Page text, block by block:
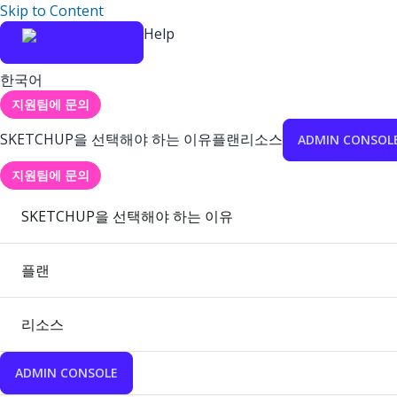
Skip to Content
Help
한국어
지원팀에 문의
SKETCHUP을 선택해야 하는 이유플랜리소스 ADMIN
지원팀에 문의
SKETCHUP을 선택해야 하는 이유
플랜
리소스
ADMIN CONSOLE